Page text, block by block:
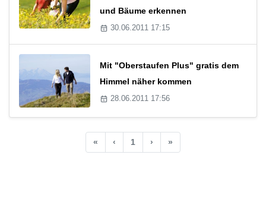
und Bäume erkennen
30.06.2011 17:15
Mit "Oberstaufen Plus" gratis dem
Himmel näher kommen
28.06.2011 17:56
« ‹ 1 › »